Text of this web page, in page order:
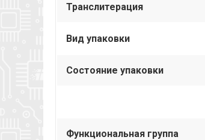
Транслитерация
Вид упаковки
Состояние упаковки
Функциональная группа